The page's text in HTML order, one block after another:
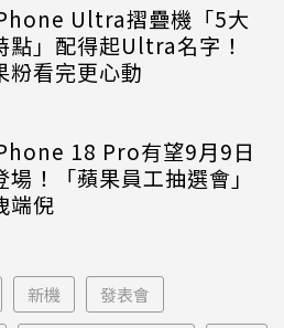
Ultra摺疊機「5大
點」配得起Ultra名字！
粉看完更心動
18 Pro有望9月9日
場！「蘋果員工抽選會」
端倪
新機 發表會